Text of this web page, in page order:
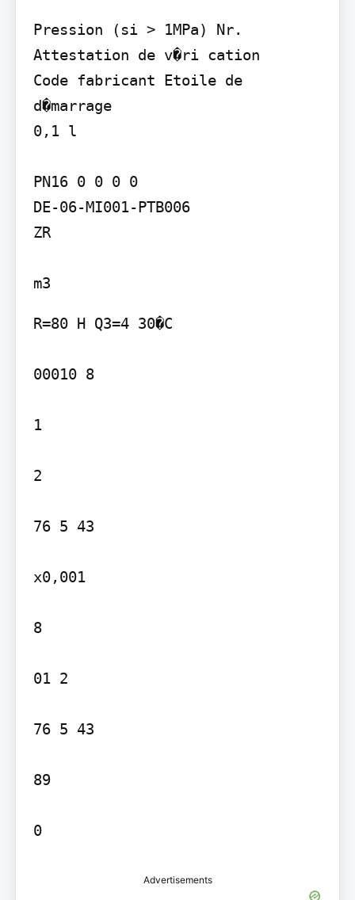
Pression (si > 1MPa) Nr.
Attestation de v�ri cation
Code fabricant Etoile de
d�marrage
0,1 l
PN16 0 0 0 0
DE-06-MI001-PTB006
ZR
m3
R=80 H Q3=4 30�C
00010 8
1
2
76 5 43
x0,001
8
01 2
76 5 43
89
0
Advertisements